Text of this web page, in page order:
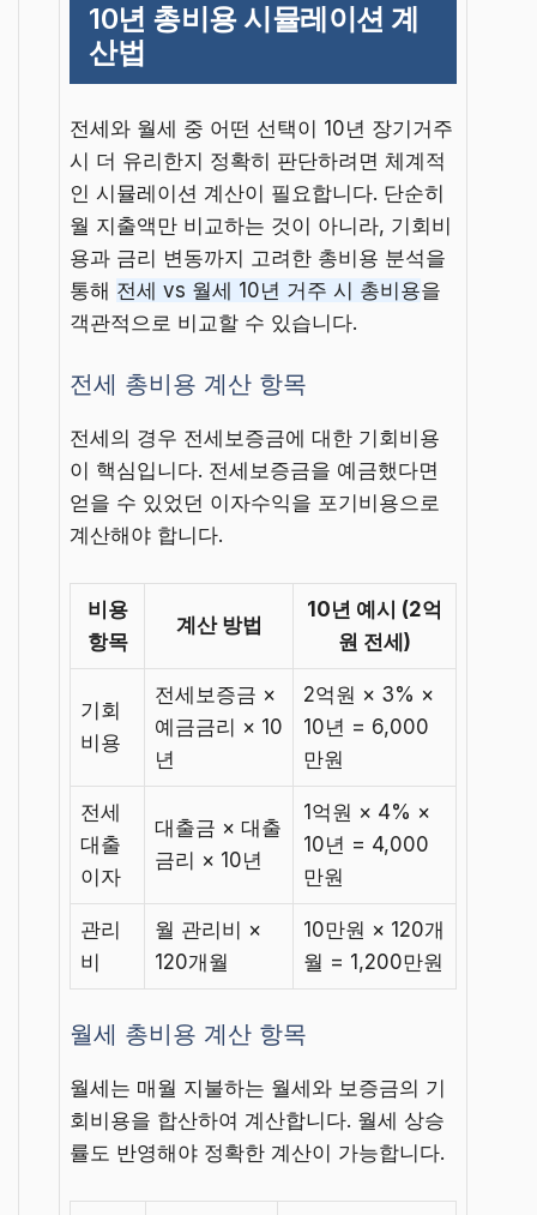
10년 총비용 시뮬레이션 계
산법
전세와 월세 중 어떤 선택이 10년 장기거주
시 더 유리한지 정확히 판단하려면 체계적
인 시뮬레이션 계산이 필요합니다. 단순히
월 지출액만 비교하는 것이 아니라, 기회비
용과 금리 변동까지 고려한 총비용 분석을
통해 전세 vs 월세 10년 거주 시 총비용을
객관적으로 비교할 수 있습니다.
전세 총비용 계산 항목
전세의 경우 전세보증금에 대한 기회비용
이 핵심입니다. 전세보증금을 예금했다면
얻을 수 있었던 이자수익을 포기비용으로
계산해야 합니다.
비용
항목
계산 방법
10년 예시 (2억
원 전세)
기회
비용
전세보증금 ×
예금금리 × 10
년
2억원 × 3% ×
10년 = 6,000
만원
전세
대출
이자
대출금 × 대출
금리 × 10년
1억원 × 4% ×
10년 = 4,000
만원
관리
비
월 관리비 ×
120개월
10만원 × 120개
월 = 1,200만원
월세 총비용 계산 항목
월세는 매월 지불하는 월세와 보증금의 기
회비용을 합산하여 계산합니다. 월세 상승
률도 반영해야 정확한 계산이 가능합니다.